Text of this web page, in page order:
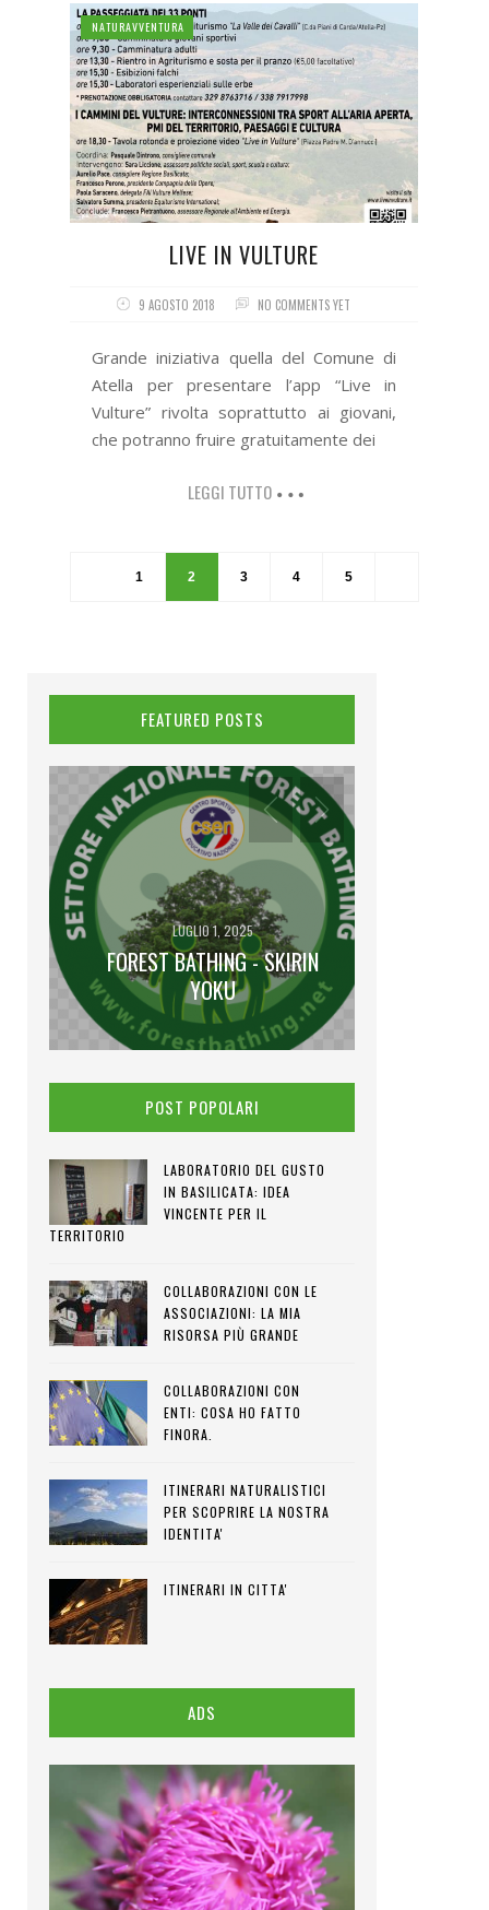
NATURAVVENTURA
LIVE IN VULTURE
9 AGOSTO 2018 NO COMMENTS YET
Grande iniziativa quella del Comune di
Atella per presentare l’app “Live in
Vulture” rivolta soprattutto ai giovani,
che potranno fruire gratuitamente dei
LEGGI TUTTO
1 2 3 4 5
FEATURED POSTS
LUGLIO 1, 2025
FOREST BATHING - SKIRIN
YOKU
POST POPOLARI
LABORATORIO DEL GUSTO
IN BASILICATA: IDEA
VINCENTE PER IL
TERRITORIO
COLLABORAZIONI CON LE
ASSOCIAZIONI: LA MIA
RISORSA PIÙ GRANDE
COLLABORAZIONI CON
ENTI: COSA HO FATTO
FINORA.
ITINERARI NATURALISTICI
PER SCOPRIRE LA NOSTRA
IDENTITA'
ITINERARI IN CITTA'
ADS